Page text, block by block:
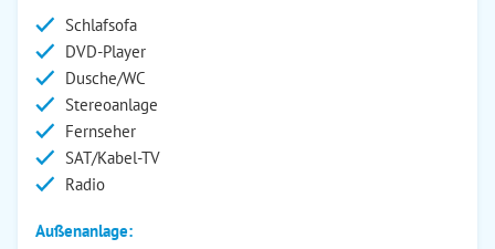
Schlafsofa
DVD-Player
Dusche/WC
Stereoanlage
Fernseher
SAT/Kabel-TV
Radio
Außenanlage: